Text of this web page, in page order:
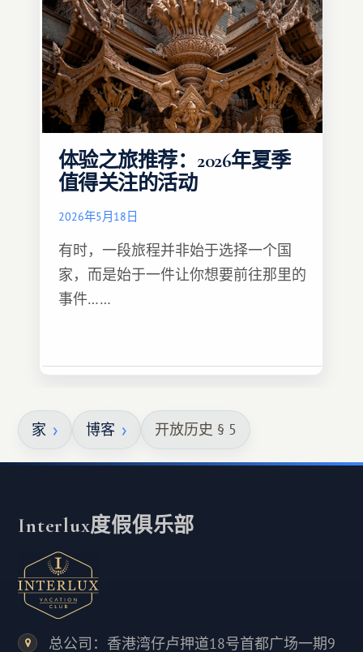
体验之旅推荐：2026年夏季
值得关注的活动
2026年5月18日
有时，一段旅程并非始于选择一个国
家，而是始于一件让你想要前往那里的
事件……
家 博客 开放历史 § 5
Interlux度假俱乐部
总公司：香港湾仔卢押道18号首都广场一期9